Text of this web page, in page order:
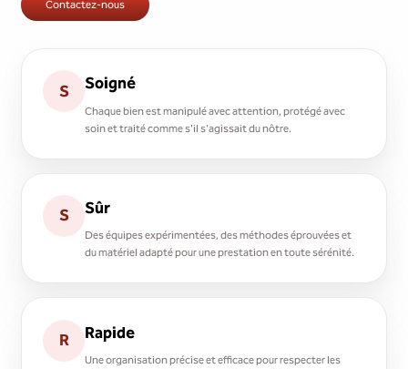
Contactez-nous
S Soigné
Chaque bien est manipulé avec attention, protégé avec
soin et traité comme s'il s'agissait du nôtre.
S Sûr
Des équipes expérimentées, des méthodes éprouvées et
du matériel adapté pour une prestation en toute sérénité.
R Rapide
Une organisation précise et efficace pour respecter les